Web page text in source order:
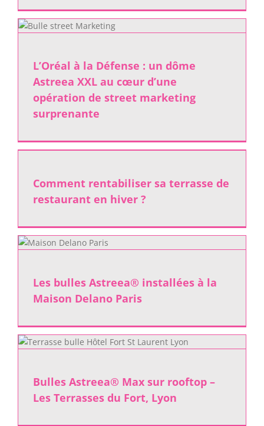
L’Oréal à la Défense : un dôme
Astreea XXL au cœur d’une
opération de street marketing
surprenante
Comment rentabiliser sa terrasse de
restaurant en hiver ?
Les bulles Astreea® installées à la
Maison Delano Paris
Bulles Astreea® Max sur rooftop –
Les Terrasses du Fort, Lyon